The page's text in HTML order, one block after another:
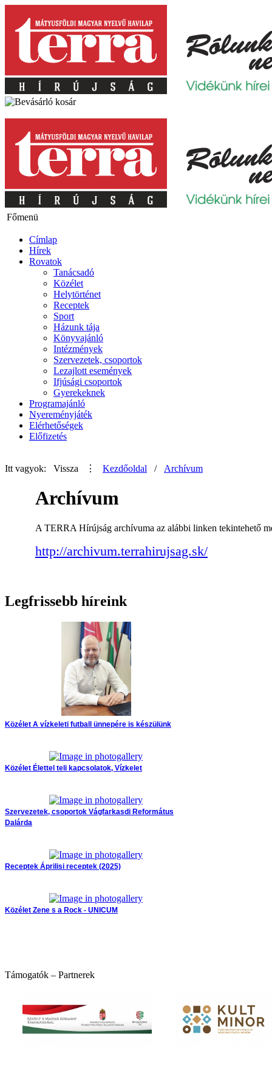
Főmenü
Címlap
Hírek
Rovatok
Tanácsadó
Közélet
Helytörténet
Receptek
Sport
Házunk tája
Könyvajánló
Intézmények
Szervezetek, csoportok
Lezajlott események
Ifjúsági csoportok
Gyerekeknek
Programajánló
Nyereményjáték
Elérhetőségek
Előfizetés
Itt vagyok: Vissza ⋮ Kezdőoldal / Archívum
Archívum
A TERRA Hírújság archívuma az alábbi linken tekintehető
http://archivum.terrahirujsag.sk/
Legfrissebb híreink
Közélet A vízkeleti futball ünnepére is készülünk
Közélet Élettel teli kapcsolatok, Vízkelet
Szervezetek, csoportok Vágfarkasdi Református
Dalárda
Receptek Áprilisi receptek (2025)
Közélet Zene s a Rock - UNICUM
Támogatók – Partnerek